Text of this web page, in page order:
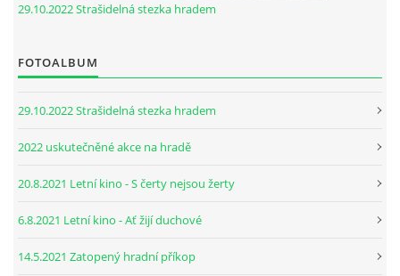
29.10.2022 Strašidelná stezka hradem
FOTOALBUM
29.10.2022 Strašidelná stezka hradem
2022 uskutečněné akce na hradě
20.8.2021 Letní kino - S čerty nejsou žerty
6.8.2021 Letní kino - Ať žijí duchové
14.5.2021 Zatopený hradní příkop